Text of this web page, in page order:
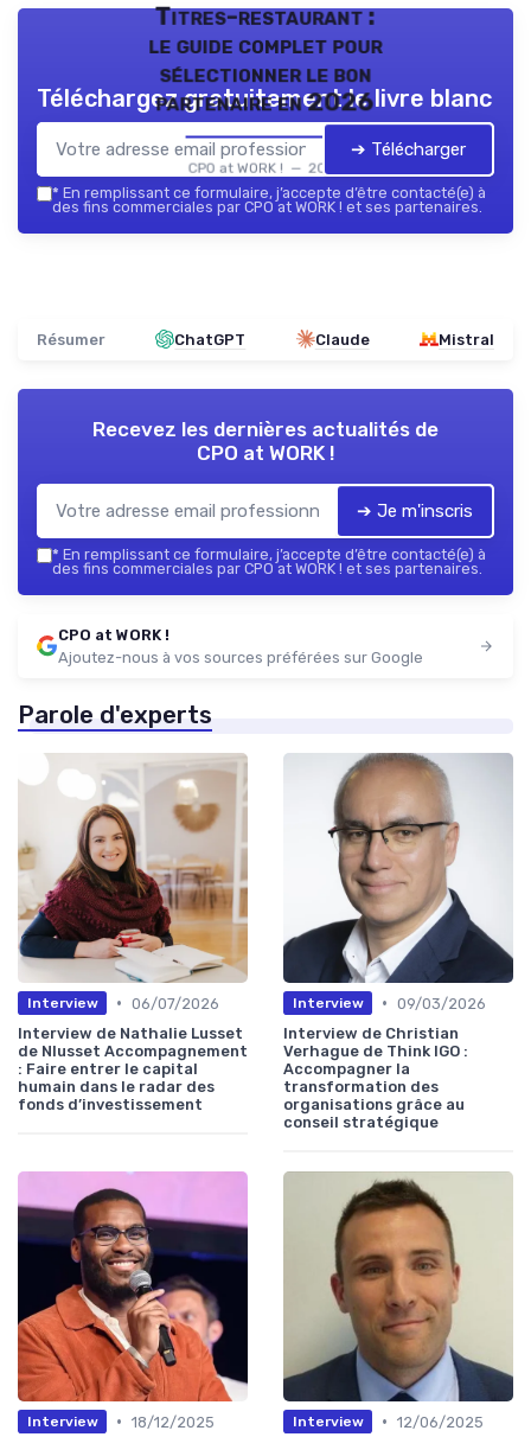
Titres-restaurant :
le guide complet pour
sélectionner le bon
partenaire en 2026
CPO at WORK ! — 2026
Téléchargez gratuitement le livre blanc
➔ Télécharger
* En remplissant ce formulaire, j’accepte d’être contacté(e) à
des fins commerciales par CPO at WORK ! et ses partenaires.
Résumer ChatGPT Claude Mistral
Recevez les dernières actualités de
CPO at WORK !
➔ Je m'inscris
* En remplissant ce formulaire, j’accepte d’être contacté(e) à
des fins commerciales par CPO at WORK ! et ses partenaires.
CPO at WORK !
Ajoutez-nous à vos sources préférées sur Google
Parole d'experts
Interview • 06/07/2026
Interview de Nathalie Lusset
de Nlusset Accompagnement
: Faire entrer le capital
humain dans le radar des
fonds d’investissement
Interview • 09/03/2026
Interview de Christian
Verhague de Think IGO :
Accompagner la
transformation des
organisations grâce au
conseil stratégique
Interview • 18/12/2025 Interview • 12/06/2025